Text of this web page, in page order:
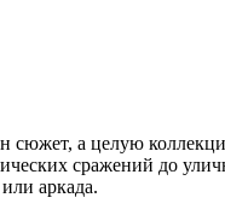
сюжет, а целую
сражений до
аркада.